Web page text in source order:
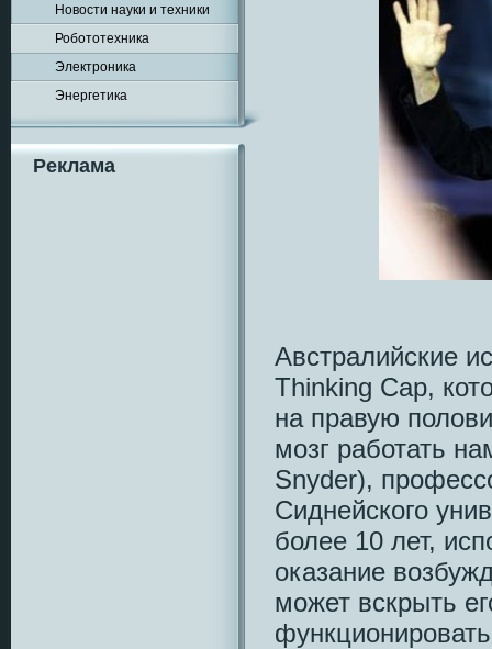
Новости науки и техники
Робототехника
Электроника
Энергетика
Реклама
Австралийские
Thinking Cap,
на правую
мозг работать
Snyder),
Сиднейского
более 10 лет,
оказание
может вскрыть